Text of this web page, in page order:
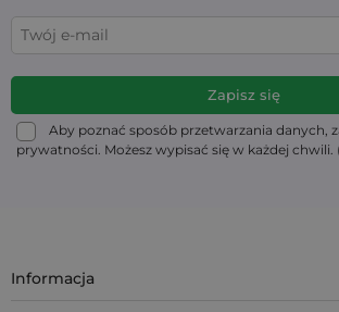
Aby poznać sposób przetwarzania danych,
prywatności. Możesz wypisać się w każdej chwili.
Informacja